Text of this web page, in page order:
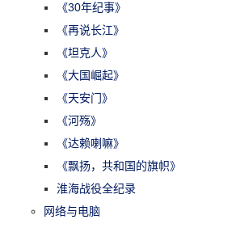
《30年纪事》
《再说长江》
《坦克人》
《大国崛起》
《天安门》
《河殇》
《达赖喇嘛》
《飘扬，共和国的旗帜》
淮海战役全纪录
网络与电脑